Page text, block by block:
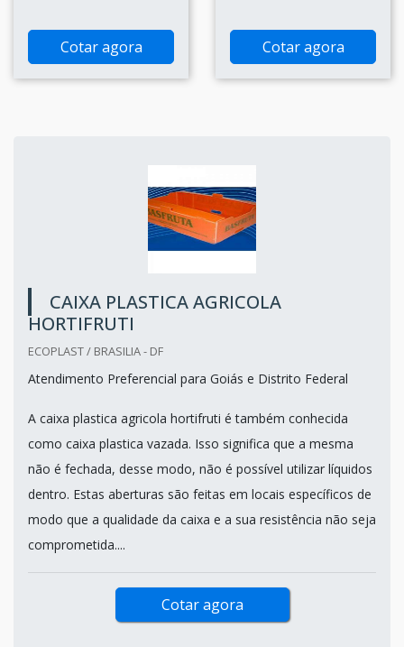
Cotar agora Cotar agora
CAIXA PLASTICA AGRICOLA
HORTIFRUTI
ECOPLAST / BRASILIA - DF
Atendimento Preferencial para Goiás e Distrito Federal
A caixa plastica agricola hortifruti é também conhecida
como caixa plastica vazada. Isso significa que a mesma
não é fechada, desse modo, não é possível utilizar líquidos
dentro. Estas aberturas são feitas em locais específicos de
modo que a qualidade da caixa e a sua resistência não seja
comprometida....
Cotar agora